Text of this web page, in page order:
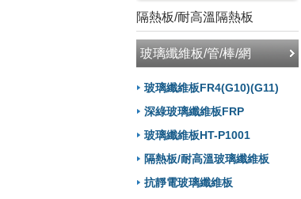
隔熱板/耐高溫隔熱板
玻璃纖維板/管/棒/網
玻璃纖維板FR4(G10)(G11)
深綠玻璃纖維板FRP
玻璃纖維板HT-P1001
隔熱板/耐高溫玻璃纖維板
抗靜電玻璃纖維板